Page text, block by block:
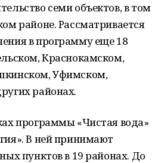
семи объектов, в том
районе. Рассматривается
в программу еще 18
Краснокамском,
Уфимском,
районах.
программы «Чистая вода»
В ней принимают
пунктов в 19 районах. До